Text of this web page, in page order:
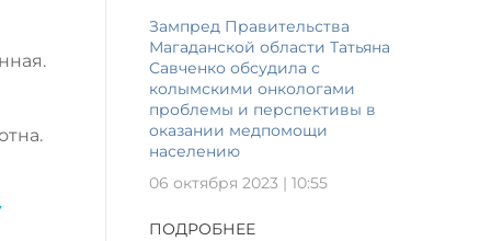
Зампред Правительства
Магаданской области Татьяна
Савченко обсудила с
колымскими онкологами
проблемы и перспективы в
оказании медпомощи
населению
06 октября 2023 | 10:55
ПОДРОБНЕЕ